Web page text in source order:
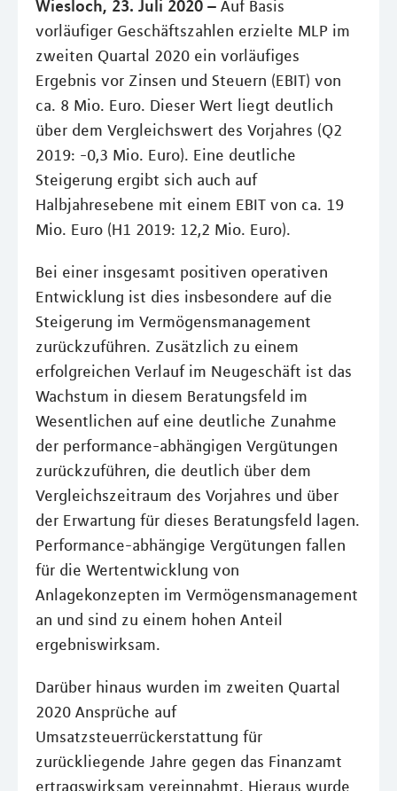
Wiesloch, 23. Juli 2020 – Auf Basis
vorläufiger Geschäftszahlen erzielte MLP im
zweiten Quartal 2020 ein vorläufiges
Ergebnis vor Zinsen und Steuern (EBIT) von
ca. 8 Mio. Euro. Dieser Wert liegt deutlich
über dem Vergleichswert des Vorjahres (Q2
2019: -0,3 Mio. Euro). Eine deutliche
Steigerung ergibt sich auch auf
Halbjahresebene mit einem EBIT von ca. 19
Mio. Euro (H1 2019: 12,2 Mio. Euro).
Bei einer insgesamt positiven operativen
Entwicklung ist dies insbesondere auf die
Steigerung im Vermögensmanagement
zurückzuführen. Zusätzlich zu einem
erfolgreichen Verlauf im Neugeschäft ist das
Wachstum in diesem Beratungsfeld im
Wesentlichen auf eine deutliche Zunahme
der performance-abhängigen Vergütungen
zurückzuführen, die deutlich über dem
Vergleichszeitraum des Vorjahres und über
der Erwartung für dieses Beratungsfeld lagen.
Performance-abhängige Vergütungen fallen
für die Wertentwicklung von
Anlagekonzepten im Vermögensmanagement
an und sind zu einem hohen Anteil
ergebniswirksam.
Darüber hinaus wurden im zweiten Quartal
2020 Ansprüche auf
Umsatzsteuerrückerstattung für
zurückliegende Jahre gegen das Finanzamt
ertragswirksam vereinnahmt. Hieraus wurde